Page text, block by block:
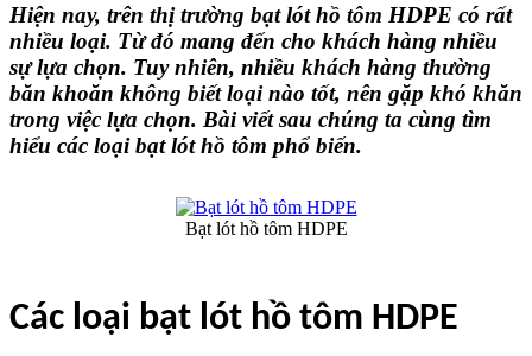
Hiện nay, trên thị trường bạt lót hồ tôm HDPE có rất
nhiều loại. Từ đó mang đến cho khách hàng nhiều
sự lựa chọn. Tuy nhiên, nhiều khách hàng thường
băn khoăn không biết loại nào tốt, nên gặp khó khăn
trong việc lựa chọn. Bài viết sau chúng ta cùng tìm
hiểu các loại bạt lót hồ tôm phổ biến.
Bạt lót hồ tôm HDPE
Các loại bạt lót hồ tôm HDPE